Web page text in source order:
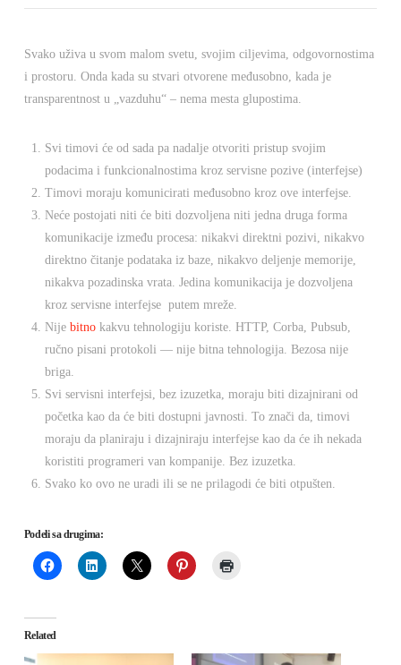
Svako uživa u svom malom svetu, svojim ciljevima, odgovornostima
i prostoru. Onda kada su stvari otvorene međusobno, kada je
transparentnost u „vazduhu“ – nema mesta glupostima.
Svi timovi će od sada pa nadalje otvoriti pristup svojim
podacima i funkcionalnostima kroz servisne pozive (interfejse)
Timovi moraju komunicirati međusobno kroz ove interfejse.
Neće postojati niti će biti dozvoljena niti jedna druga forma
komunikacije između procesa: nikakvi direktni pozivi, nikakvo
direktno čitanje podataka iz baze, nikakvo deljenje memorije,
nikakva pozadinska vrata. Jedina komunikacija je dozvoljena
kroz servisne interfejse putem mreže.
Nijebitno kakvu tehnologiju koriste. HTTP, Corba, Pubsub,
ručno pisani protokoli — nije bitna tehnologija. Bezosa nije
briga.
Svi servisni interfejsi, bez izuzetka, moraju biti dizajnirani od
početka kao da će biti dostupni javnosti. To znači da, timovi
moraju da planiraju i dizajniraju interfejse kao da će ih nekada
koristiti programeri van kompanije. Bez izuzetka.
Svako ko ovo ne uradi ili se ne prilagodi će biti otpušten.
Podeli sa drugima:
Related